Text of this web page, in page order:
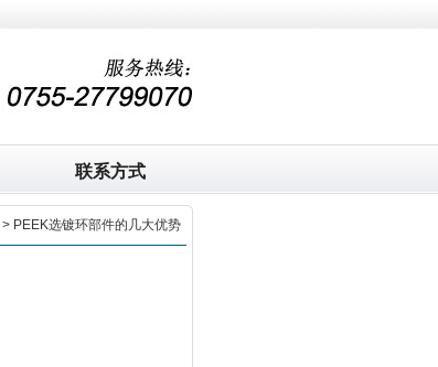
联系方式
> PEEK选镀环部件的几大优势